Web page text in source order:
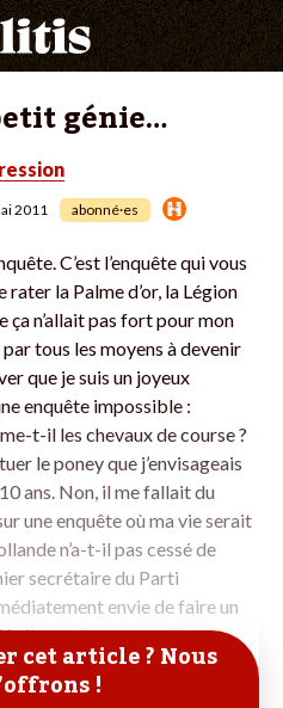
génie…
2011 abonné·es
C’est l’enquête qui vous
rater la Palme d’or, la Légion
ça n’allait pas fort pour mon
tous les moyens à devenir
que je suis un joyeux
enquête impossible :
t-il les chevaux de course ?
le poney que j’envisageais
ans. Non, il me fallait du
une enquête où ma vie serait
n’a-t-il pas cessé de
secrétaire du Parti
envie de faire un
me permettre vu
cet article ? Nous
!